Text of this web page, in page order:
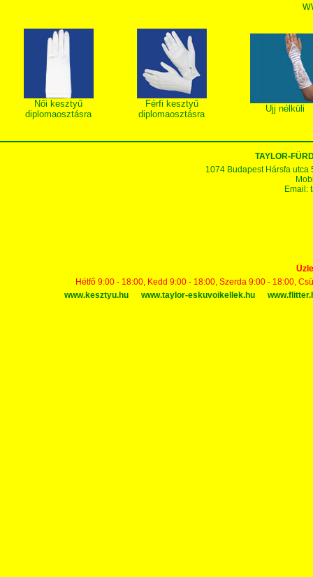
Női kesztyű
diplomaosztásra
Férfi kesztyű
diplomaosztásra
Ujj nélküli
TAYLOR-
1074 Budapest Hársfa utca
Email:
Hétfő 9:00 - 18:00, Kedd 9:00 - 18:00, Szerda 9:00 - 18:00,
www.kesztyu.hu
www.taylor-eskuvoikellek.hu